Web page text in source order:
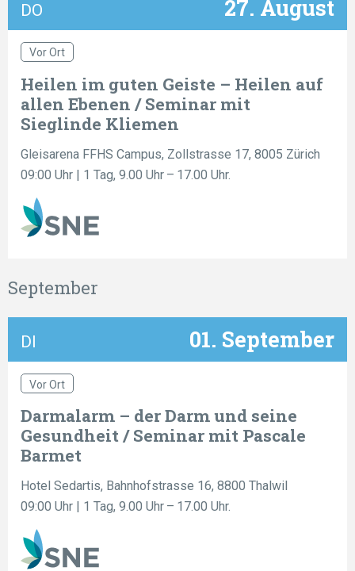
DO 27. August
Vor Ort
Heilen im guten Geiste – Heilen auf
allen Ebenen / Seminar mit
Sieglinde Kliemen
Gleisarena FFHS Campus, Zollstrasse 17, 8005 Zürich
09:00 Uhr | 1 Tag, 9.00 Uhr – 17.00 Uhr.
September
DI 01. September
Vor Ort
Darmalarm – der Darm und seine
Gesundheit / Seminar mit Pascale
Barmet
Hotel Sedartis, Bahnhofstrasse 16, 8800 Thalwil
09:00 Uhr | 1 Tag, 9.00 Uhr – 17.00 Uhr.